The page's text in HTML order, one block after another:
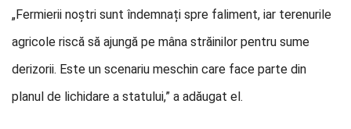
„Fermierii noștri sunt îndemnați spre faliment, iar terenurile
agricole riscă să ajungă pe mâna străinilor pentru sume
derizorii. Este un scenariu meschin care face parte din
planul de lichidare a statului,” a adăugat el.